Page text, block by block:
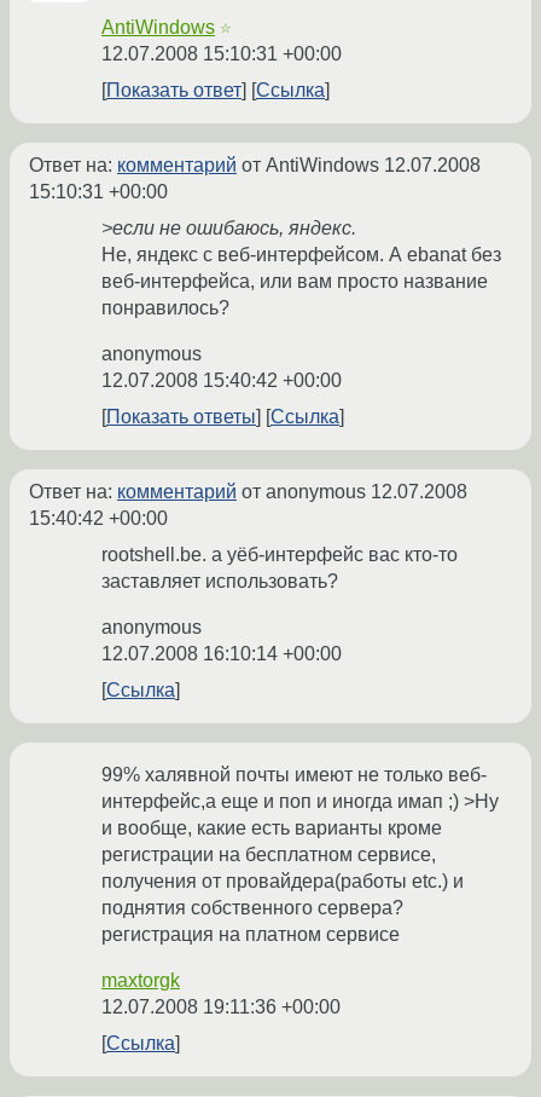
AntiWindows ☆
12.07.2008 15:10:31 +00:00
Показать ответ
Ссылка
Ответ на: комментарий от AntiWindows 12.07.2008
15:10:31 +00:00
>если не ошибаюсь, яндекс.
Не, яндекс с веб-интерфейсом. А ebanat без
веб-интерфейса, или вам просто название
понравилось?
anonymous
12.07.2008 15:40:42 +00:00
Показать ответы
Ссылка
Ответ на: комментарий от anonymous 12.07.2008
15:40:42 +00:00
rootshell.be. а уёб-интерфейс вас кто-то
заставляет использовать?
anonymous
12.07.2008 16:10:14 +00:00
Ссылка
99% халявной почты имеют не только веб-
интерфейс,а еще и поп и иногда имап ;) >Ну
и вообще, какие есть варианты кроме
регистрации на бесплатном сервисе,
получения от провайдера(работы etc.) и
поднятия собственного сервера?
регистрация на платном сервисе
maxtorgk
12.07.2008 19:11:36 +00:00
Ссылка